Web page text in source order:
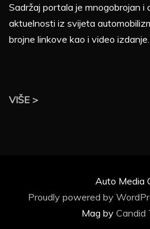
Sadržaj portala je mnogobrojan i
aktuelnosti iz svijeta
brojne linkove kao i video izdanje.
VIŠE >
Auto Media
Proudly powered by
Mag by Candid